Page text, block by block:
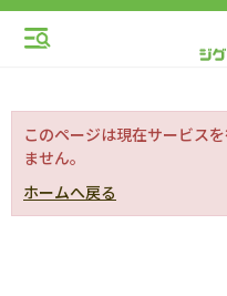
このページは現在サービス
ません。
ホームへ戻る